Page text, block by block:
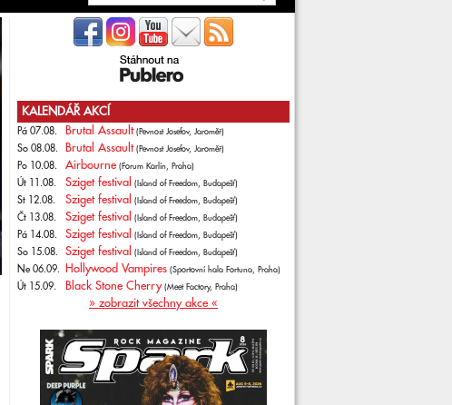
KALENDÁŘ AKCÍ
Pá 07.08. Brutal Assault (Pevnost Josefov, Jaroměř)
So 08.08. Brutal Assault (Pevnost Josefov, Jaroměř)
Po 10.08. Airbourne (Forum Karlín, Praha)
Út 11.08. Sziget festival (Island of Freedom, Budapešť)
St 12.08. Sziget festival (Island of Freedom, Budapešť)
Čt 13.08. Sziget festival (Island of Freedom, Budapešť)
Pá 14.08. Sziget festival (Island of Freedom, Budapešť)
So 15.08. Sziget festival (Island of Freedom, Budapešť)
Ne 06.09. Hollywood Vampires (Sportovní hala Fortuna, Praha)
Út 15.09. Black Stone Cherry (Meet Factory, Praha)
» zobrazit všechny akce «